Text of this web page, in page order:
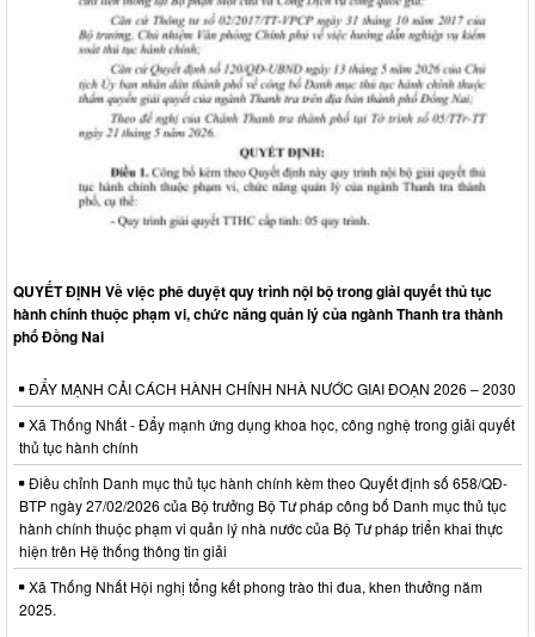
QUYẾT ĐỊNH Về việc phê duyệt quy trình nội bộ trong giải quyết thủ tục
hành chính thuộc phạm vi, chức năng quản lý của ngành Thanh tra thành
phố Đồng Nai
ĐẨY MẠNH CẢI CÁCH HÀNH CHÍNH NHÀ NƯỚC GIAI ĐOẠN 2026 – 2030
Xã Thống Nhất - Đẩy mạnh ứng dụng khoa học, công nghệ trong giải quyết
thủ tục hành chính
Điều chỉnh Danh mục thủ tục hành chính kèm theo Quyết định số 658/QĐ-
BTP ngày 27/02/2026 của Bộ trưởng Bộ Tư pháp công bố Danh mục thủ tục
hành chính thuộc phạm vi quản lý nhà nước của Bộ Tư pháp triển khai thực
hiện trên Hệ thống thông tin giải
Xã Thống Nhất Hội nghị tổng kết phong trào thi đua, khen thưởng năm
2025.